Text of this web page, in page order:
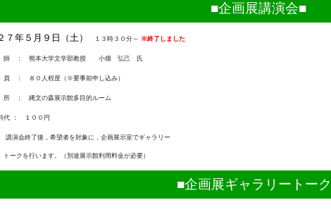
■企画展講演会■
７年５月９日（土） １３時３０分～ ※終了しました
熊本大学文学部教授 小畑 弘己 氏
８０人程度（※要事前申し込み）
縄文の森展示館多目的ルーム
： １００円
了後，希望者を対象に，企画展示室でギャラリー
行います。（別途展示館利用料金が必要）
■企画展ギャラリートー